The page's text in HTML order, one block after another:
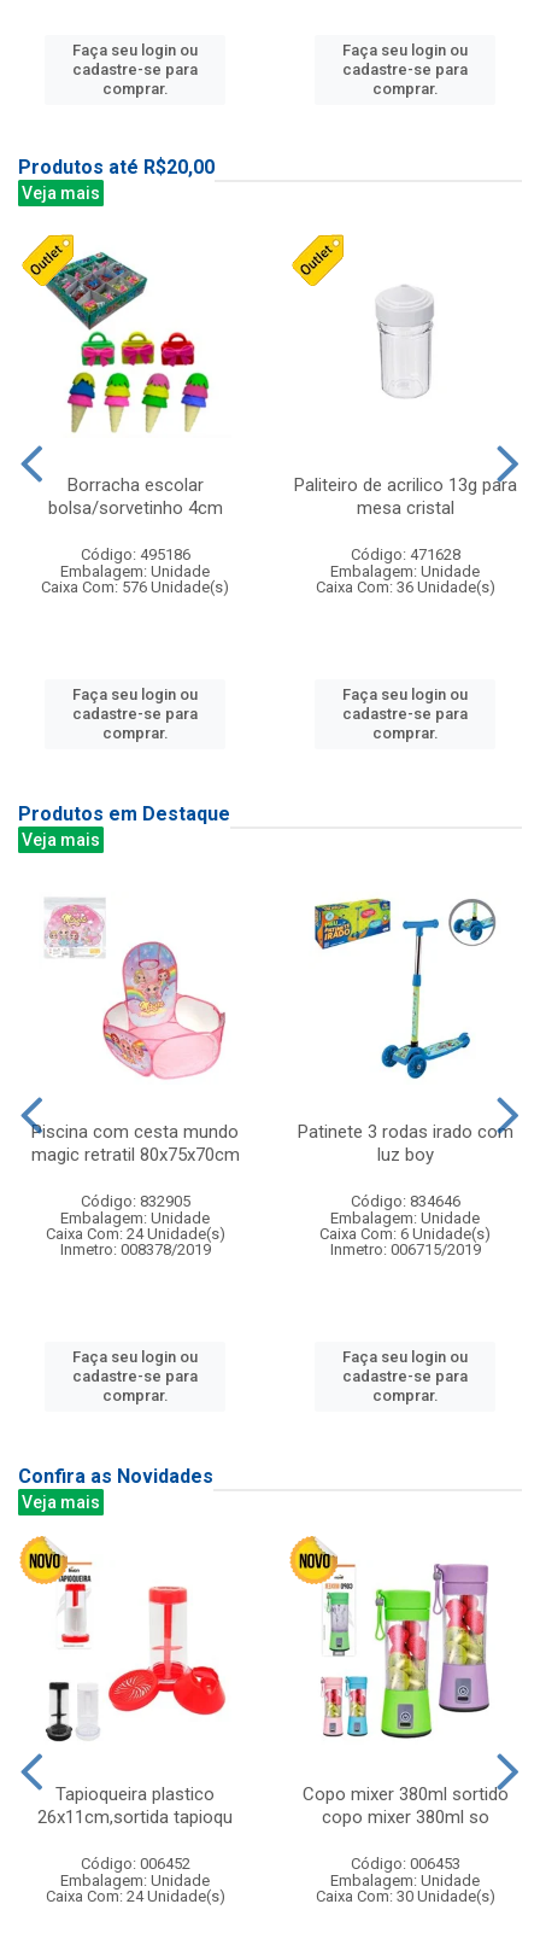
Faça seu login ou
cadastre-se para
comprar.
Faça seu login ou
cadastre-se para
comprar.
Produtos até R$20,00
Veja mais
Borracha escolar
bolsa/sorvetinho 4cm
Código: 495186
Embalagem: Unidade
Caixa Com: 576 Unidade(s)
Faça seu login ou
cadastre-se para
comprar.
Paliteiro de acrilico 13g para
mesa cristal
Código: 471628
Embalagem: Unidade
Caixa Com: 36 Unidade(s)
Faça seu login ou
cadastre-se para
comprar.
Produtos em Destaque
Veja mais
Piscina com cesta mundo
magic retratil 80x75x70cm
Código: 832905
Embalagem: Unidade
Caixa Com: 24 Unidade(s)
Inmetro: 008378/2019
Faça seu login ou
cadastre-se para
comprar.
Patinete 3 rodas irado com
luz boy
Código: 834646
Embalagem: Unidade
Caixa Com: 6 Unidade(s)
Inmetro: 006715/2019
Faça seu login ou
cadastre-se para
comprar.
Confira as Novidades
Veja mais
Tapioqueira plastico
26x11cm,sortida tapioqu
Código: 006452
Embalagem: Unidade
Caixa Com: 24 Unidade(s)
Copo mixer 380ml sortido
copo mixer 380ml so
Código: 006453
Embalagem: Unidade
Caixa Com: 30 Unidade(s)